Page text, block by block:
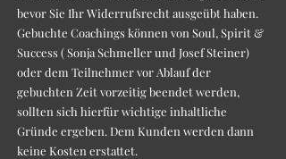
bevor Sie Ihr Widerrufsrecht ausgeübt haben.
Gebuchte Coachings können von Soul, Spirit &
Success ( Sonja Schmeller und Josef Steiner)
oder dem Teilnehmer vor Ablauf der
gebuchten Zeit vorzeitig beendet werden,
sollten sich hierfür wichtige inhaltliche
Gründe ergeben. Dem Kunden werden dann
keine Kosten erstattet.